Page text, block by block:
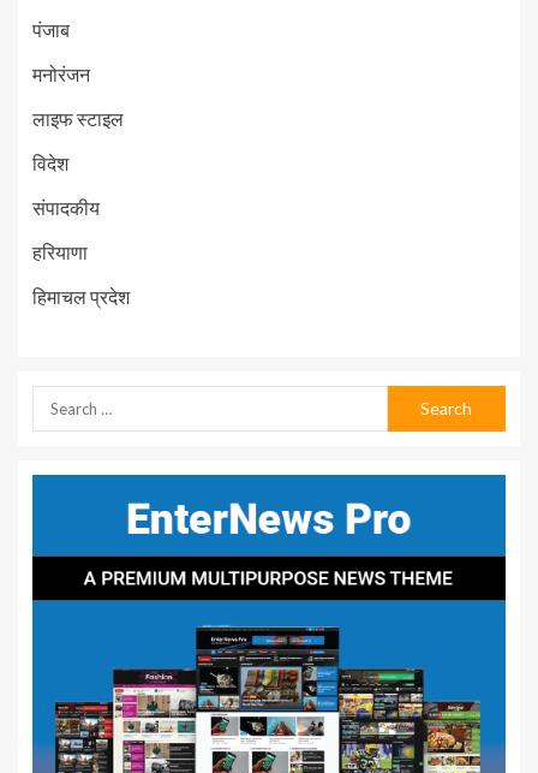
पंजाब
मनोरंजन
लाइफ स्टाइल
विदेश
संपादकीय
हरियाणा
हिमाचल प्रदेश